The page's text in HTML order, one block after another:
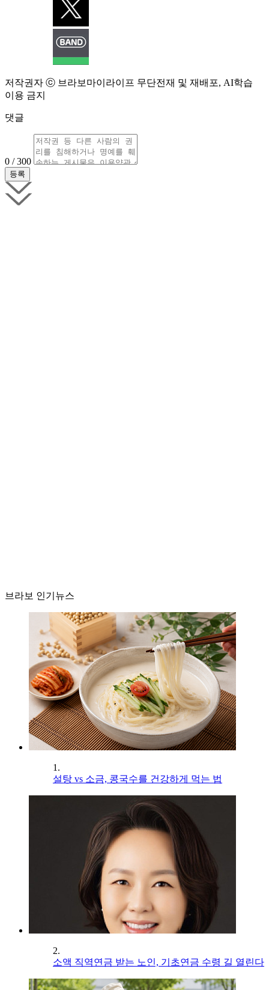
저작권자 ⓒ 브라보마이라이프 무단전재 및 재배포, AI학습
이용 금지
댓글
0 / 300
브라보 인기뉴스
1.
설탕 vs 소금, 콩국수를 건강하게 먹는 법
2.
소액 직역연금 받는 노인, 기초연금 수령 길 열린다